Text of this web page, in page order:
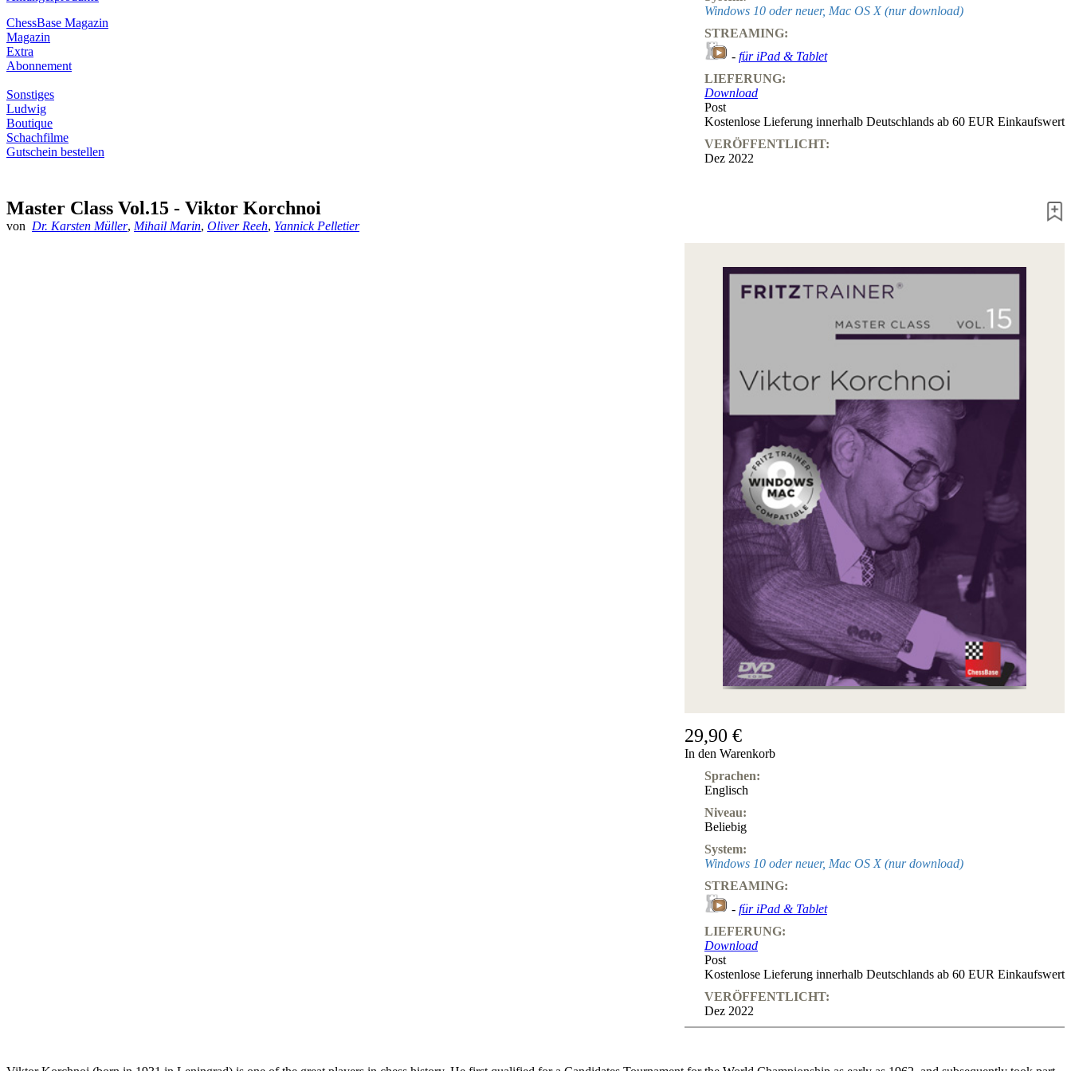
Windows 10 oder neuer, Mac OS X (nur download)
STREAMING:
- für iPad & Tablet
LIEFERUNG:
Download
Post
Kostenlose Lieferung innerhalb Deutschlands ab 60 EUR Einkaufswert
VERÖFFENTLICHT:
Dez 2022
Master Class Vol.15 - Viktor Korchnoi
von Dr. Karsten Müller, Mihail Marin, Oliver Reeh, Yannick Pelletier
29,90 €
In den Warenkorb
Sprachen:
Englisch
Niveau:
Beliebig
System:
Windows 10 oder neuer, Mac OS X (nur download)
STREAMING:
- für iPad & Tablet
LIEFERUNG:
Download
Post
Kostenlose Lieferung innerhalb Deutschlands ab 60 EUR Einkaufswert
VERÖFFENTLICHT:
Dez 2022
ChessBase Magazin
Magazin
Extra
Abonnement
Sonstiges
Ludwig
Boutique
Schachfilme
Gutschein bestellen